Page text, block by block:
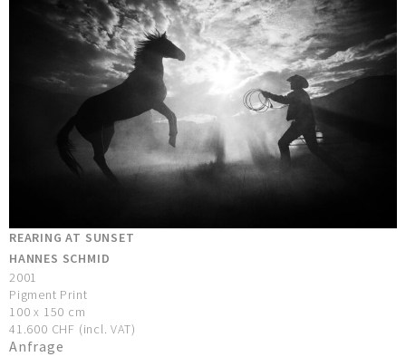
REARING AT SUNSET
HANNES SCHMID
2001
Pigment Print
100 x 150 cm
41.600 CHF (incl. VAT)
Anfrage